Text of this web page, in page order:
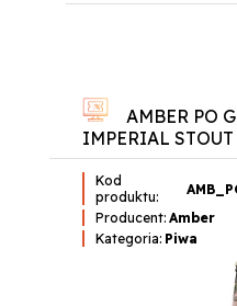
AMBER PO
IMPERIAL STOUT
Kod
produktu:
Producent: Amber
Kategoria: Piwa